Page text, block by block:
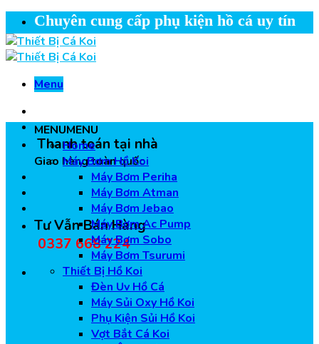
Skip
to
content
Chuyên cung cấp phụ kiện hồ cá uy tín
Menu
Thanh toán tại nhà
Giao hàng toàn quốc
Tư Vẫn Bán Hàng
0337 668 224
MENUMENU
Home
Máy Bơm Hồ Koi
Máy Bơm Periha
Máy Bơm Atman
Máy Bơm Jebao
Máy Bơm Ac Pump
Máy Bơm Sobo
Máy Bơm Tsurumi
Thiết Bị Hồ Koi
Đèn Uv Hồ Cá
Máy Sủi Oxy Hồ Koi
Phụ Kiện Sủi Hồ Koi
Vợt Bắt Cá Koi